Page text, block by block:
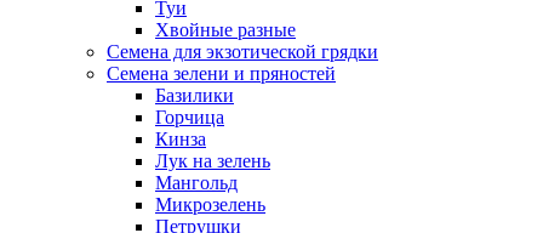
Туи
Хвойные разные
Семена для экзотической грядки
Семена зелени и пряностей
Базилики
Горчица
Кинза
Лук на зелень
Мангольд
Микрозелень
Петрушки